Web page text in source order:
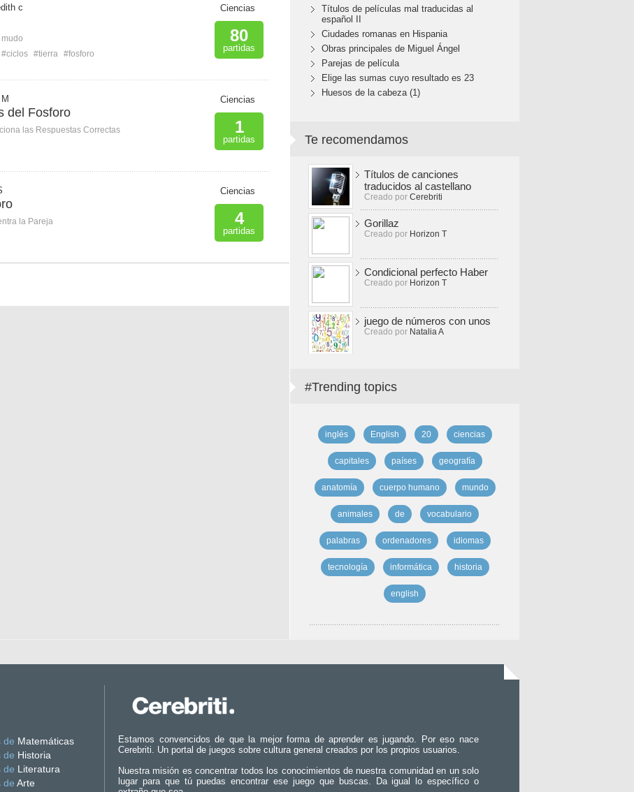
c
mudo
#ciclos #tierra #fosforo
Ciencias
80
partidas
del Fosforo
las Respuestas Correctas
Ciencias
1
partidas
la Pareja
Ciencias
4
partidas
Títulos de películas mal traducidas al
español II
Ciudades romanas en Hispania
Obras principales de Miguel Ángel
Parejas de película
Elige las sumas cuyo resultado es 23
Huesos de la cabeza (1)
Te recomendamos
Títulos de canciones
traducidos al castellano
Creado por Cerebriti
Gorillaz
Creado por Horizon T
Condicional perfecto Haber
Creado por Horizon T
juego de números con unos
Creado por Natalia A
#Trending topics
inglés English 20 ciencias
capitales países geografía
anatomía cuerpo humano mundo
animales de vocabulario
palabras ordenadores idiomas
tecnología informática historia
english
de Matemáticas
de Historia
de Literatura
de Arte
Estamos convencidos de que la mejor forma de aprender es jugando. Por eso nace
Cerebriti. Un portal de juegos sobre cultura general creados por los propios usuarios.
Nuestra misión es concentrar todos los conocimientos de nuestra comunidad en un solo
lugar para que tú puedas encontrar ese juego que buscas. Da igual lo específico o